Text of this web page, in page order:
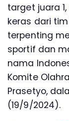
target juara
keras dari
terpenting
sportif dan
nama
Komite
Prasetyo,
(19/9/2024).